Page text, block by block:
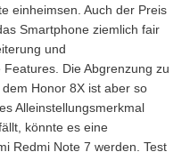
einheimsen. Auch der Preis
Smartphone ziemlich fair
und
Die Abgrenzung zu
Honor 8X ist aber so
Alleinstellungsmerkmal
könnte es eine
Redmi Note 7 werden. Test